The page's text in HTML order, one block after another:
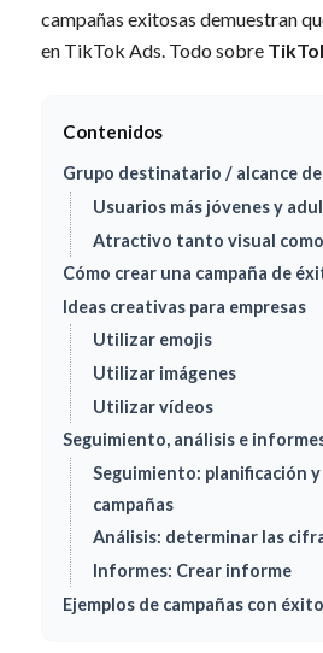
campañas exitosas demuestran
en TikTok Ads. Todo sobre
Contenidos
Grupo destinatario / alcance
Usuarios más jóvenes y
Atractivo tanto visual
Cómo crear una campaña de
Ideas creativas para empresas
Utilizar emojis
Utilizar imágenes
Utilizar vídeos
Seguimiento, análisis e
Seguimiento: planificación
campañas
Análisis: determinar las
Informes: Crear informe
Ejemplos de campañas con éxito